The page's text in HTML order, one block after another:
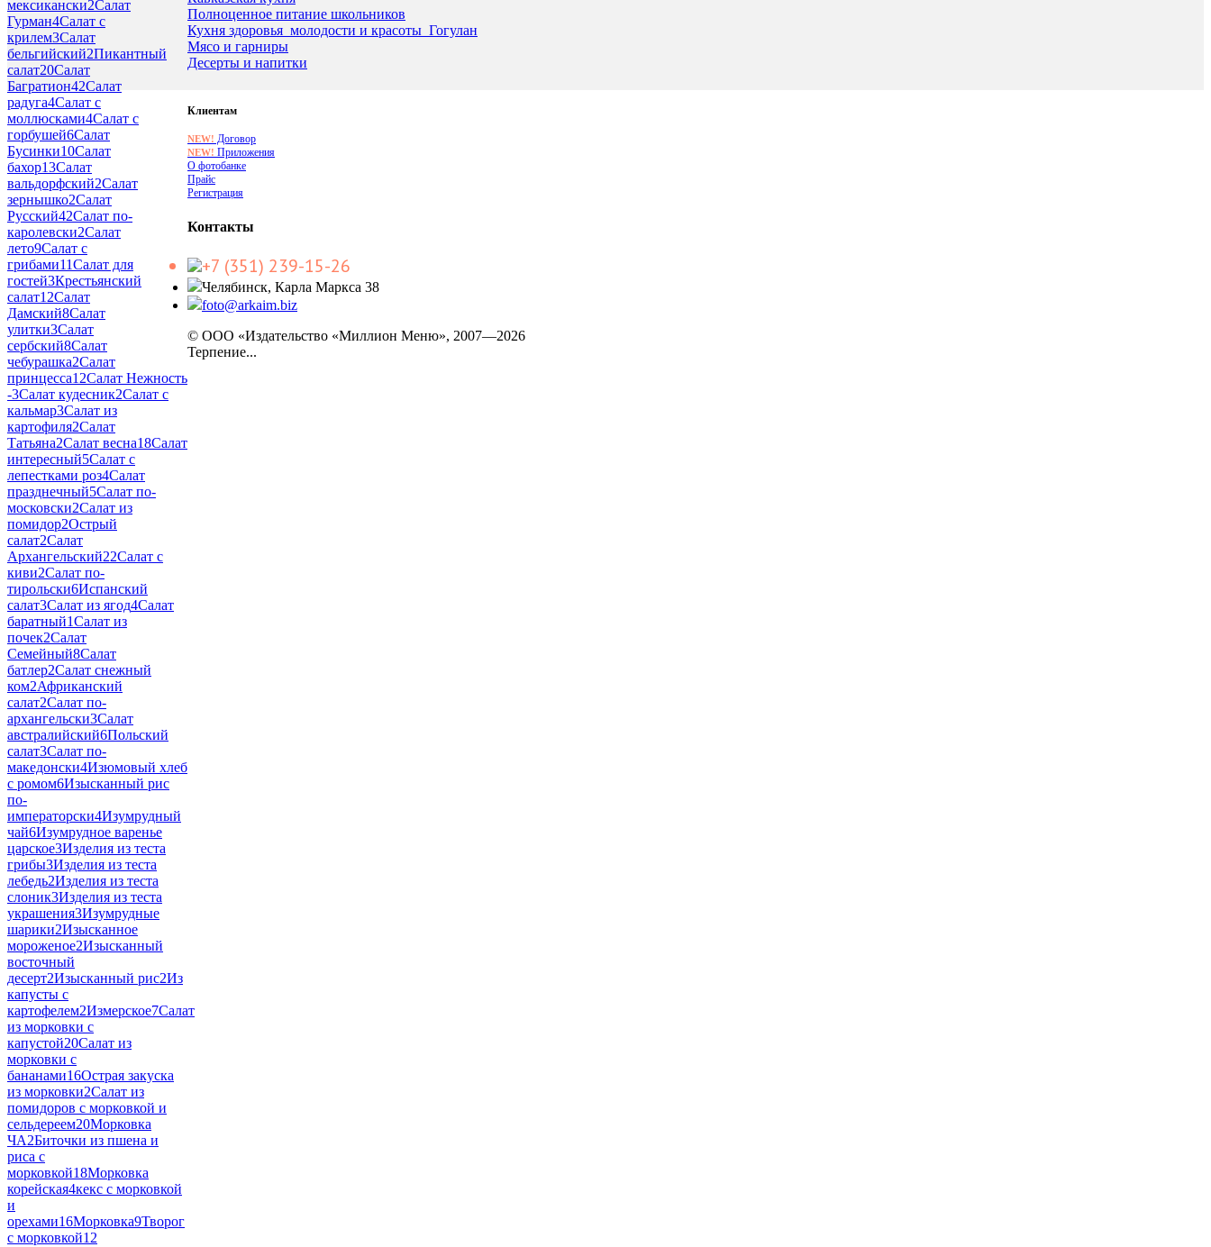
мексикански2Салат
Гурман4Салат с
крилем3Салат
бельгийский2Пикантный
салат20Салат
Багратион42Салат
радуга4Салат с
моллюсками4Салат с
горбушей6Салат
Бусинки10Салат
бахор13Салат
вальдорфский2Салат
зернышко2Салат
Русский42Салат по-
каролевски2Салат
лето9Салат с
грибами11Салат для
гостей3Крестьянский
салат12Салат
Дамский8Салат
улитки3Салат
сербский8Салат
чебурашка2Салат
принцесса12Салат Нежность
-3Салат кудесник2Салат с
кальмар3Салат из
картофиля2Салат
Татьяна2Салат весна18Салат
интересный5Салат с
лепестками роз4Салат
празднечный5Салат по-
московски2Салат из
помидор2Острый
салат2Салат
Архангельский22Салат с
киви2Салат по-
тирольски6Испанский
салат3Салат из ягод4Салат
баратный1Салат из
почек2Салат
Семейный8Салат
батлер2Салат снежный
ком2Африканский
салат2Салат по-
архангельски3Салат
австралийский6Польский
салат3Салат по-
македонски4Изюмовый хлеб
с ромом6Изысканный рис
по-
императорски4Изумрудный
чай6Изумрудное варенье
царское3Изделия из теста
грибы3Изделия из теста
лебедь2Изделия из теста
слоник3Изделия из теста
украшения3Изумрудные
шарики2Изысканное
мороженое2Изысканный
восточный
десерт2Изысканный рис2Из
капусты с
картофелем2Измерское7Салат
из морковки с
капустой20Салат из
морковки с
бананами16Острая закуска
из морковки2Салат из
помидоров с морковкой и
сельдереем20Морковка
ЧА2Биточки из пшена и
риса с
морковкой18Морковка
корейская4кекс с морковкой
и
орехами16Морковка9Творог
с морковкой12
Полноценное питание школьников
Кухня здоровья_молодости и красоты_Гогулан
Мясо и гарниры
Десерты и напитки
Клиентам
NEW! Договор
NEW! Приложения
О фотобанке
Прайс
Регистрация
Контакты
+7 (351) 239-15-26
Челябинск, Карла Маркса 38
foto@arkaim.biz
© ООО «Издательство «Миллион Меню», 2007—2026
Терпение...